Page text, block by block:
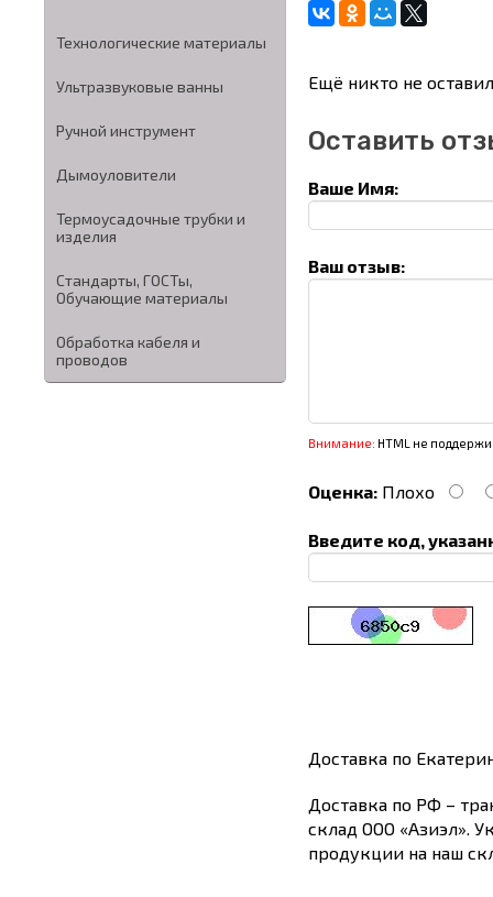
Технологические материалы
Ультразвуковые ванны
Ручной инструмент
Дымоуловители
Термоусадочные трубки и
изделия
Стандарты, ГОСТы,
Обучающие материалы
Обработка кабеля и
проводов
Ещё никто не
Оставить
Ваше Имя:
Ваш отзыв:
Внимание: HTML не
Оценка: Плохо
Введите код,
Доставка по
Доставка по РФ –
склад ООО «Азиэл».
продукции на наш